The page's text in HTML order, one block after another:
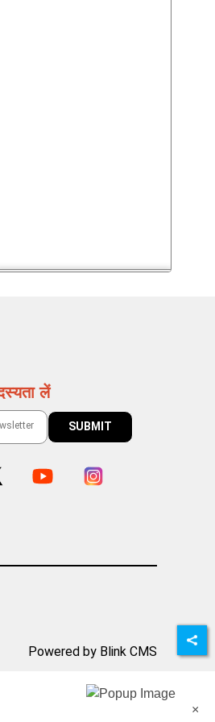
लें
Powered by Blink CMS
×